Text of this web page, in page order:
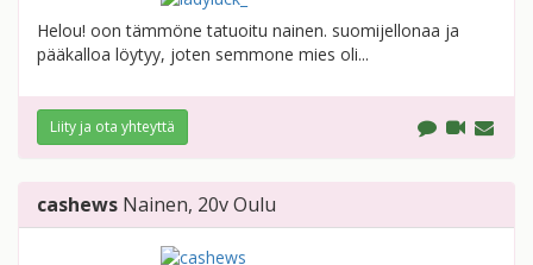
Helou! oon tämmöne tatuoitu nainen. suomijellonaa ja
pääkalloa löytyy, joten semmone mies oli...
Liity ja ota yhteyttä
cashews Nainen, 20vOulu